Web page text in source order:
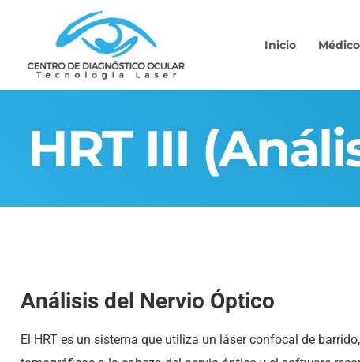
Inicio
HRT III
HRT III
Análisis del Nervio Óptico
El HRT es un sistema que utiliza un láser confocal de